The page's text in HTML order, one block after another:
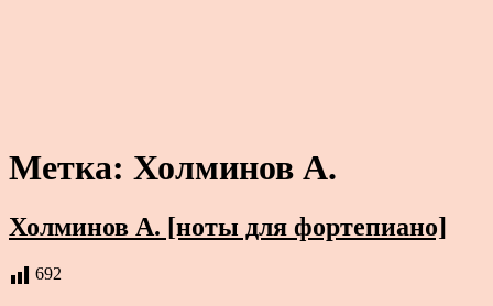
Метка: Холминов А.
Холминов А. [ноты для фортепиано]
692